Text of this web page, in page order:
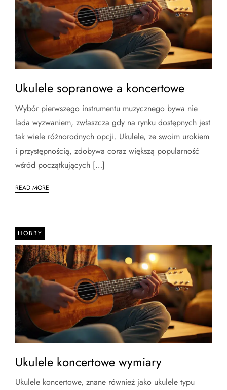
Ukulele sopranowe a koncertowe
Wybór pierwszego instrumentu muzycznego bywa nie
lada wyzwaniem, zwłaszcza gdy na rynku dostępnych jest
tak wiele różnorodnych opcji. Ukulele, ze swoim urokiem
i przystępnością, zdobywa coraz większą popularność
wśród początkujących […]
READ MORE
HOBBY
Ukulele koncertowe wymiary
Ukulele koncertowe, znane również jako ukulele typu